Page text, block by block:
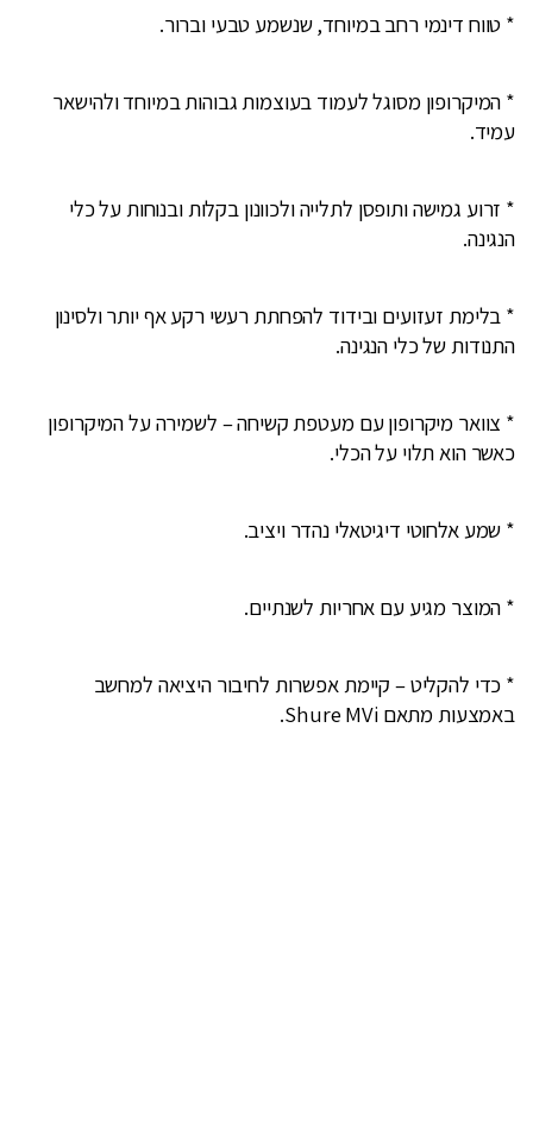
* טווח דינמי רחב במיוחד, שנשמע טבעי וברור.
* המיקרופון מסוגל לעמוד בעוצמות גבוהות במיוחד ולהישאר
עמיד.
* זרוע גמישה ותופסן לתלייה ולכוונון בקלות ובנוחות על כלי
הנגינה.
* בלימת זעזועים ובידוד להפחתת רעשי רקע אף יותר ולסינון
התנודות של כלי הנגינה.
* צוואר מיקרופון עם מעטפת קשיחה – לשמירה על המיקרופון
כאשר הוא תלוי על הכלי.
* שמע אלחוטי דיגיטאלי נהדר ויציב.
* המוצר מגיע עם אחריות לשנתיים.
* כדי להקליט – קיימת אפשרות לחיבור היציאה למחשב
באמצעות מתאם Shure MVi.